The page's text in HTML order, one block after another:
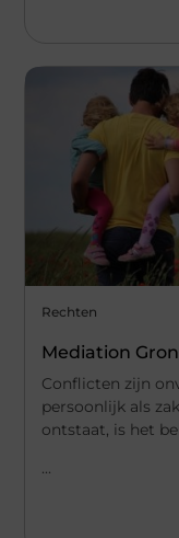
Rechten
Mediation
Conflicten zijn
persoonlijk als
ontstaat, is het
...